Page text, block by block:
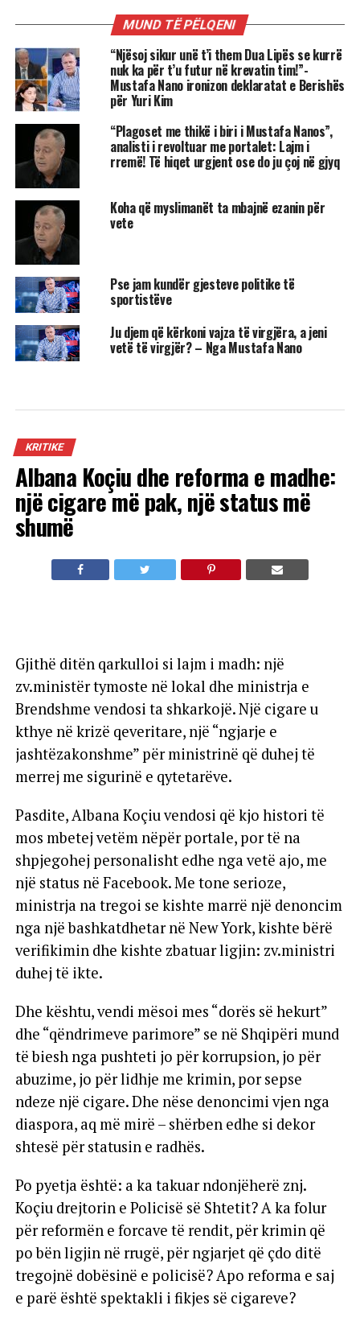
MUND TË PËLQENI
“Njësoj sikur unë t’i them Dua Lipës se kurrë
nuk ka për t’u futur në krevatin tim!”-
Mustafa Nano ironizon deklaratat e Berishës
për Yuri Kim
“Plagoset me thikë i biri i Mustafa Nanos”,
analisti i revoltuar me portalet: Lajm i
rremë! Të hiqet urgjent ose do ju çoj në gjyq
Koha që myslimanët ta mbajnë ezanin për
vete
Pse jam kundër gjesteve politike të
sportistëve
Ju djem që kërkoni vajza të virgjëra, a jeni
vetë të virgjër? – Nga Mustafa Nano
KRITIKE
Albana Koçiu dhe reforma e madhe:
një cigare më pak, një status më
shumë
Gjithë ditën qarkulloi si lajm i madh: një
zv.ministër tymoste në lokal dhe ministrja e
Brendshme vendosi ta shkarkojë. Një cigare u
kthye në krizë qeveritare, një “ngjarje e
jashtëzakonshme” për ministrinë që duhej të
Pasdite, Albana Koçiu vendosi që kjo histori të
mos mbetej vetëm nëpër portale, por të na
shpjegohej personalisht edhe nga vetë ajo, me
një status në Facebook. Me tone serioze,
ministrja na tregoi se kishte marrë një denoncim
nga një bashkatdhetar në New York, kishte bërë
verifikimin dhe kishte zbatuar ligjin: zv.ministri
Dhe kështu, vendi mësoi mes “dorës së hekurt”
dhe “qëndrimeve parimore” se në Shqipëri mund
të biesh nga pushteti jo për korrupsion, jo për
abuzime, jo për lidhje me krimin, por sepse
ndeze një cigare. Dhe nëse denoncimi vjen nga
diaspora, aq më mirë – shërben edhe si dekor
Po pyetja është: a ka takuar ndonjëherë znj.
Koçiu drejtorin e Policisë së Shtetit? A ka folur
për reformën e forcave të rendit, për krimin që
po bën ligjin në rrugë, për ngjarjet që çdo ditë
tregojnë dobësinë e policisë? Apo reforma e saj